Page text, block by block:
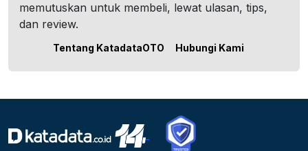
memutuskan untuk membeli, lewat ulasan, tips,
dan review.
Tentang KatadataOTO Hubungi Kami